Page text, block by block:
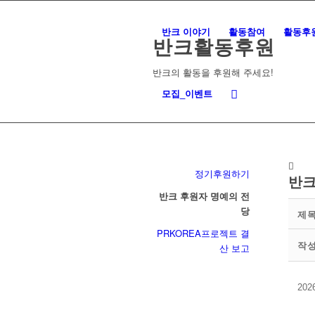
반크 이야기 활동참여 활동후
모집_이벤트
반크활동후원
반크의 활동을 후원해 주세요!
정기후원하기
반크 후원자 명예의 전
당
PRKOREA프로젝트 결
산 보고
반
제
작